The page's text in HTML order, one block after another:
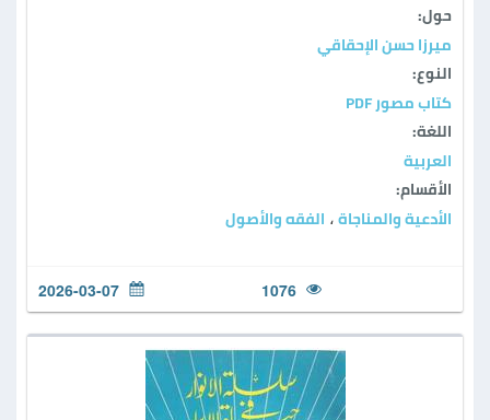
حول:
ميرزا حسن الإحقاقي
النوع:
كتاب مصور PDF
اللغة:
العربية
الأقسام:
الأدعية والمناجاة ، الفقه والأصول
1076
2026-03-07